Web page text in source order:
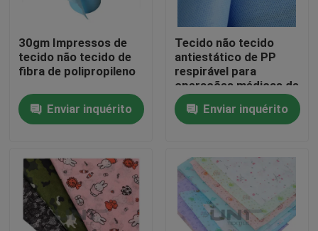
Produtos
Sobre nós
30gm Impressos de
tecido não tecido de
fibra de polipropileno
Enviar inquérito
Tecido não tecido
antiestático de PP
respirável para
operações médicas de
higiene
Enviar inquérito